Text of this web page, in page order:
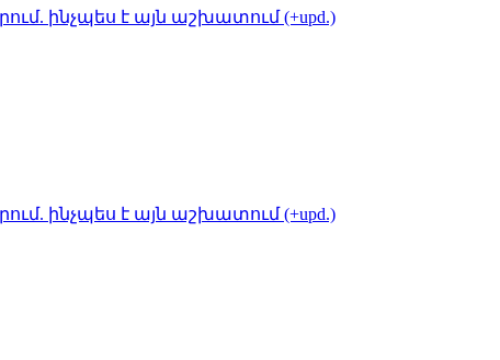
ինչպես է այն աշխատում (+upd.)
ինչպես է այն աշխատում (+upd.)